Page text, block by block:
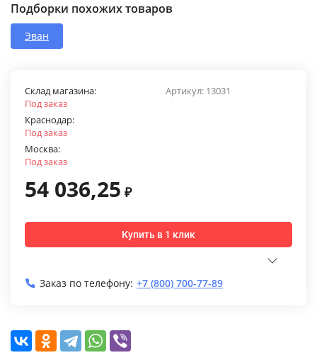
Подборки похожих товаров
Эван
Артикул: 13031
Склад магазина:
Под заказ
Краснодар:
Под заказ
Москва:
Под заказ
54 036,25 ₽
Купить в 1 клик
Заказ по телефону: +7 (800) 700-77-89